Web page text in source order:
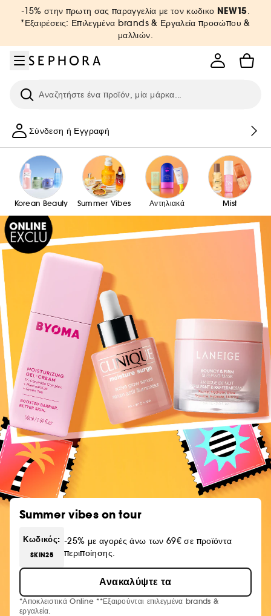
Μετάβαση στο μενού
Μετάβαση στο κύριο περιεχόμενο
Μετάβαση στο υποσέλιδο
-15% στην πρωτη σας παραγγελία με τον κωδικο NEW15.
*Εξαιρέσεις: Επιλεγμένα brands & Εργαλεία προσώπου &
μαλλιών.
Ερευνήστε
Σύνδεση ή Εγγραφή
Korean Beauty Summer Vibes Αντηλιακά Mist
Summer vibes on tour
Κωδικός:
SKIN25
-25% με αγορές άνω των 69€ σε προϊόντα
περιποίησης.
Ανακαλύψτε τα
*Αποκλειστικά Online **Εξαιρούνται επιλεγμένα brands &
εργαλεία.